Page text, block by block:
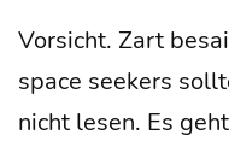
Vor­sicht. Zart
space see­kers
nicht lesen. Es